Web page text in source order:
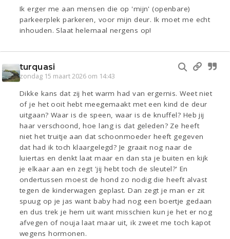
Ik erger me aan mensen die op 'mijn' (openbare)
parkeerplek parkeren, voor mijn deur. Ik moet me echt
inhouden. Slaat helemaal nergens op!
turquasi
zondag 15 maart 2026 om 14:43
Dikke kans dat zij het warm had van ergernis. Weet niet
of je het ooit hebt meegemaakt met een kind de deur
uitgaan? Waar is de speen, waar is de knuffel? Heb jij
haar verschoond, hoe lang is dat geleden? Ze heeft
niet het truitje aan dat schoonmoeder heeft gegeven
dat had ik toch klaargelegd? Je graait nog naar de
luiertas en denkt laat maar en dan sta je buiten en kijk
je elkaar aan en zegt 'jij hebt toch de sleutel?' En
ondertussen moest de hond zo nodig die heeft alvast
tegen de kinderwagen geplast. Dan zegt je man er zit
spuug op je jas want baby had nog een boertje gedaan
en dus trek je hem uit want misschien kun je het er nog
afvegen of nouja laat maar uit, ik zweet me toch kapot
wegens hormonen.